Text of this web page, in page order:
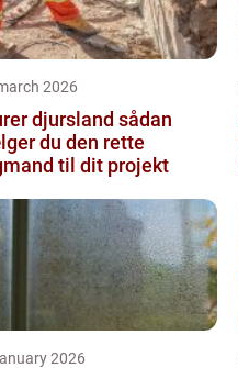
2026
djursland sådan
du den rette
til dit projekt
2026